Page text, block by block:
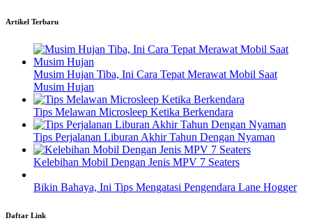
Artikel Terbaru
Musim Hujan Tiba, Ini Cara Tepat Merawat Mobil Saat
Musim Hujan
Tips Melawan Microsleep Ketika Berkendara
Tips Perjalanan Liburan Akhir Tahun Dengan Nyaman
Kelebihan Mobil Dengan Jenis MPV 7 Seaters
Bikin Bahaya, Ini Tips Mengatasi Pengendara Lane Hogger
Daftar Link